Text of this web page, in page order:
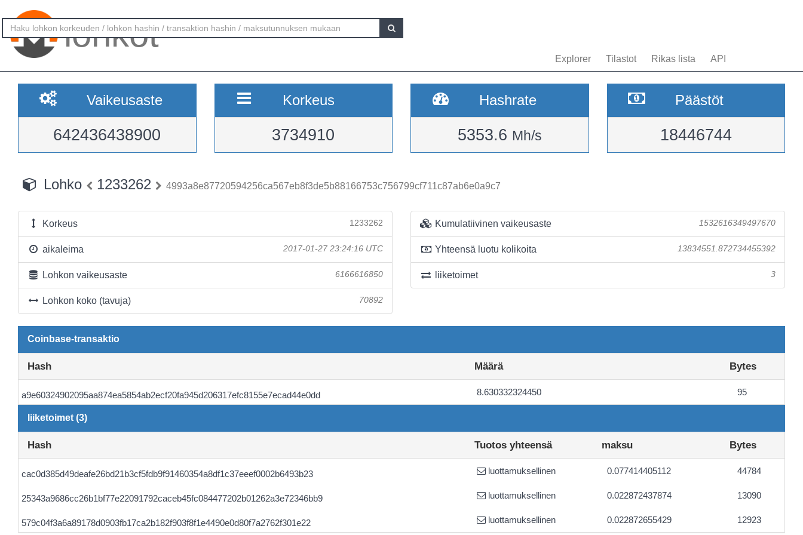
lohkot
Explorer Tilastot Rikas lista API
Vaikeusaste
642436438900
Korkeus
3734910
Hashrate
5353.6 Mh/s
Päästöt
18446744
Lohko 1233262 4993a8e87720594256ca567eb8f3de5b88166753c756799cf711c87ab6e0a9c7
Korkeus 1233262
aikaleima 2017-01-27 23:24:16 UTC
Lohkon vaikeusaste 6166616850
Lohkon koko (tavuja) 70892
Kumulatiivinen vaikeusaste 1532616349497670
Yhteensä luotu kolikoita 13834551.872734455392
liiketoimet 3
Coinbase-transaktio
Hash Määrä Bytes
a9e60324902095aa874ea5854ab2ecf20fa945d206317efc8155e7ecad44e0dd 8.630332324450 95
liiketoimet (3)
Hash Tuotos yhteensä maksu Bytes
cac0d385d49deafe26bd21b3cf5fdb9f91460354a8df1c37eeef0002b6493b23 luottamuksellinen 0.077414405112 44784
25343a9686cc26b1bf77e22091792caceb45fc084477202b01262a3e72346bb9 luottamuksellinen 0.022872437874 13090
579c04f3a6a89178d0903fb17ca2b182f903f8f1e4490e0d80f7a2762f301e22 luottamuksellinen 0.022872655429 12923